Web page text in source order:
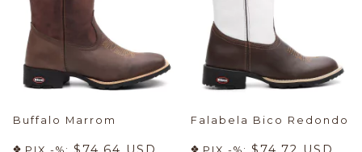
Buffalo Marrom Falabela Bico Redondo